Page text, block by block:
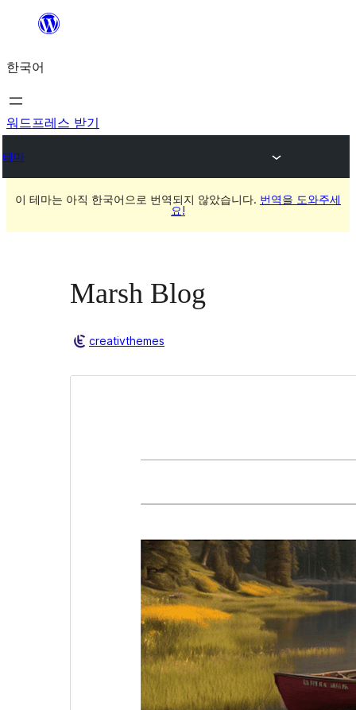
츠
로
바
가
한국어
워드프레스 받기
테마
이 테마는 아직 한국어으로 번역되지 않았습니다. 번역을 도와주세
요!
Marsh Blog
creativthemes